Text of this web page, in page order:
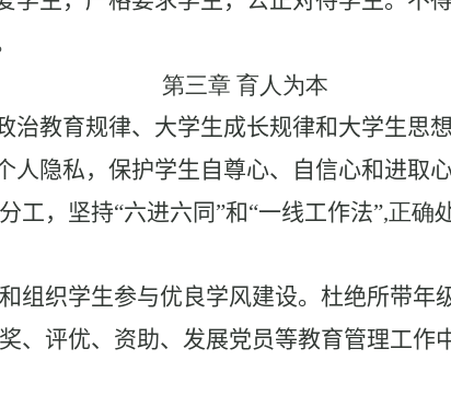
第三章 育人为本
治教育规律、大学生成长规律和大学生思
隐私，保护学生自尊心、自信心和进取
工，坚持“六进六同”和“一线工作法”,正确
组织学生参与优良学风建设。杜绝所带年
、评优、资助、发展党员等教育管理工作